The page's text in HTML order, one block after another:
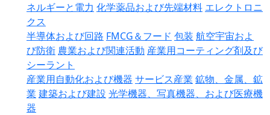
ネルギーと電力 化学薬品および先端材料 エレクトロニ
クス
半導体および回路 FMCG＆フード 包装 航空宇宙およ
び防衛 農業および関連活動 産業用コーティング剤及び
シーラント
産業用自動化および機器 サービス産業 鉱物、金属、鉱
業 建築および建設 光学機器、写真機器、および医療機
器